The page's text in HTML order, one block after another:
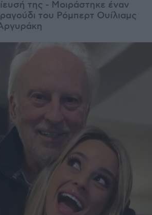
της - Μοιράστηκε έναν
του Ρόμπερτ Ουίλιαμς